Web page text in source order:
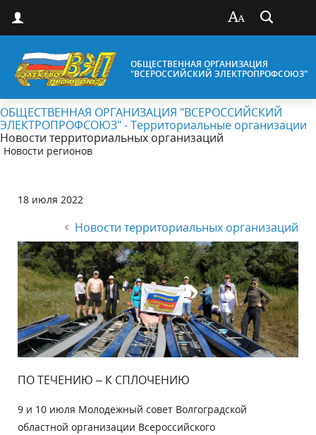
ОБЩЕСТВЕННАЯ ОРГАНИЗАЦИЯ
"ВСЕРОССИЙСКИЙ ЭЛЕКТРОПРОФСОЮЗ"
ОБЩЕСТВЕННАЯ ОРГАНИЗАЦИЯ "ВСЕРОССИЙСКИЙ
ЭЛЕКТРОПРОФСОЮЗ" - Территориальные организации
Новости территориальных организаций
Новости регионов
18 июля 2022
Новости территориальных организаций
ПО ТЕЧЕНИЮ – К СПЛОЧЕНИЮ
9 и 10 июля Молодежный совет Волгоградской
областной организации Всероссийского